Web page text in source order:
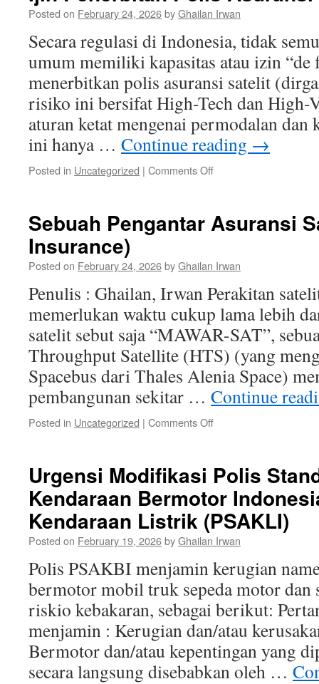
2026
Posted on February 24, 2026byGhailan Irwan
Secara regulasi di Indonesia, tidak
umum memiliki kapasitas atau izin “de
menerbitkan polis asuransi satelit
risiko ini bersifat High-Tech dan High-
aturan ketat mengenai permodalan dan
ini hanya … Continue reading →
Posted in Uncategorized | Comments Offon
yang
Penerbitan
Asuransi
Satelit
Sebuah Pengantar Asuransi
Insurance)
Posted on February 24, 2026byGhailan Irwan
Penulis : Ghailan, Irwan Perakitan
memerlukan waktu cukup lama lebih
satelit sebut saja “MAWAR-SAT”,
Throughput Satellite (HTS) (yang
Spacebus dari Thales Alenia Space)
pembangunan sekitar … Continue
Posted in Uncategorized | Comments Offon
Satelit
(Satellite
Insurance)
Urgensi Modifikasi Polis
Kendaraan Bermotor
Kendaraan Listrik (PSAKLI)
Posted on February 19, 2026byGhailan Irwan
Polis PSAKBI menjamin kerugian
bermotor mobil truk sepeda motor dan
riskio kebakaran, sebagai berikut:
menjamin : Kerugian dan/atau
Bermotor dan/atau kepentingan yang
secara langsung disebabkan oleh …